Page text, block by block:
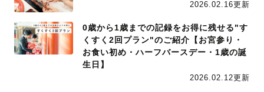
2026.02.16更新
0歳から1歳までの記録をお得に残せる"す
くすく2回プラン"のご紹介【お宮参り・
お食い初め・ハーフバースデー・1歳の誕
生日】
2026.02.12更新